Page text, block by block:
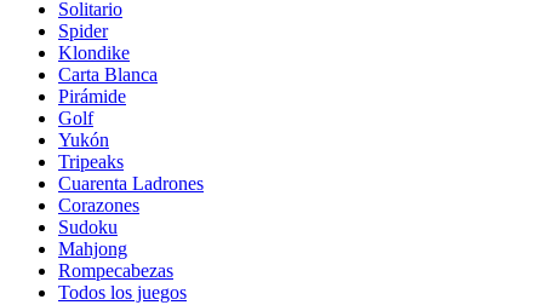
Solitario
Spider
Klondike
Carta Blanca
Pirámide
Golf
Yukón
Tripeaks
Cuarenta Ladrones
Corazones
Sudoku
Mahjong
Rompecabezas
Todos los juegos